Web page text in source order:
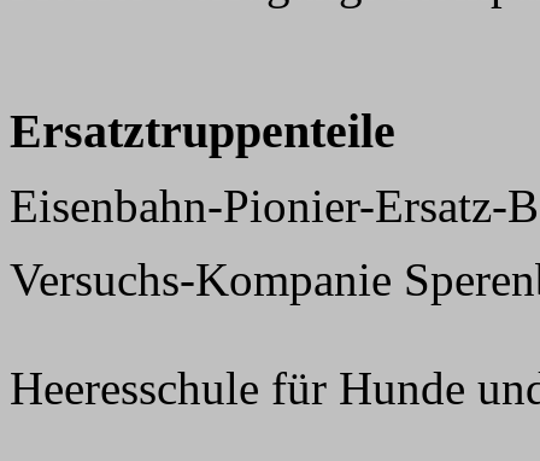
Ersatztruppenteile
Eisenbahn-Pionier-Ersatz-
Versuchs-Kompanie
Heeresschule für Hunde